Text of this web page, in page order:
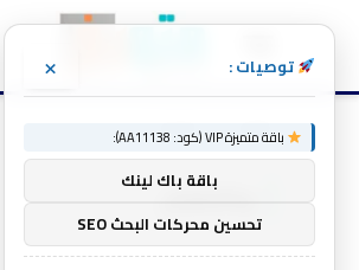
الرئيسية والأطفال
والأطفال
توصيات : ×
باقة متميزة VIP (كود: AA11138):
باقة باك لينك
تحسين محركات البحث SEO